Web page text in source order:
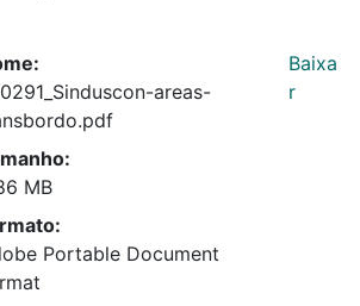
areas-
MB
Portable Document
Baixa
r